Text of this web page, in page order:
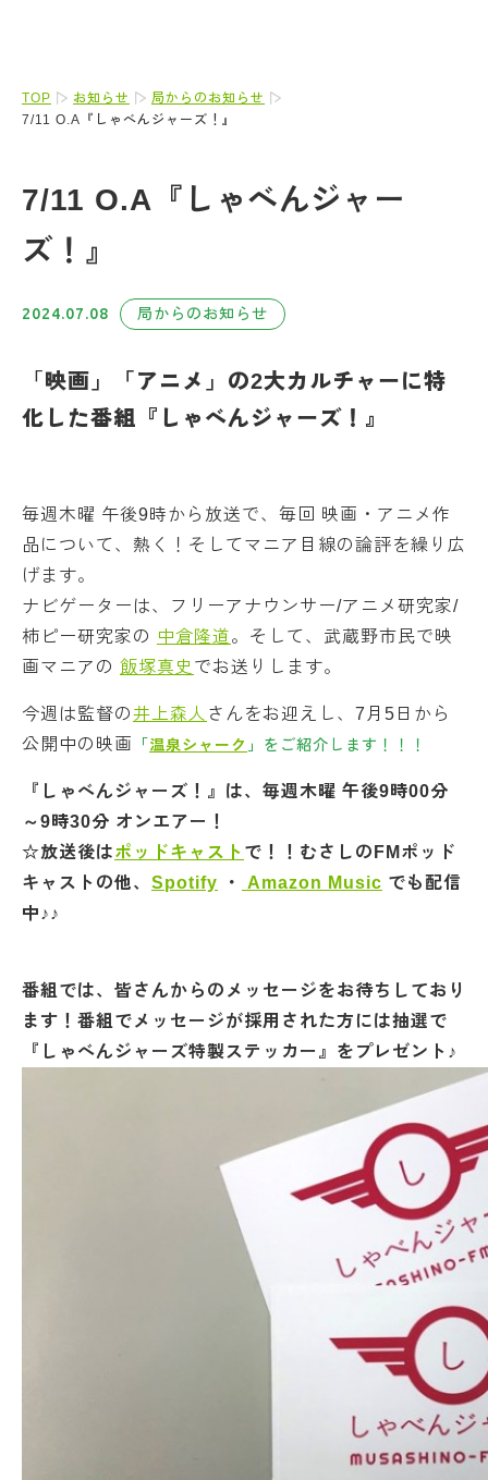
TOP お知らせ
局からのお知らせ
7/11 O.A『しゃべんジャーズ！』
7/11 O.A『しゃべんジャー
ズ！』
2024.07.08 局からのお知らせ
「 映画」「アニメ」の2大カルチャーに特
化した番組『しゃべんジャーズ！』
毎週木曜 午後9時から放送で、毎回 映画・アニメ作
品について、熱く！そしてマニア目線の論評を繰り広
げます。
ナビゲーターは、フリーアナウンサー/アニメ研究家/
柿ピー研究家の 中倉隆道。そして、武蔵野市民で映
画マニアの 飯塚真史 でお送りします。
今週は監督の井上森人 さんをお迎えし、7月5日から
公開中の映画
「 温泉シャーク 」 をご紹介します！！！
『しゃべんジャーズ！』は、毎週木曜 午後9時00分
～9時30分 オンエアー！
☆放送後はポッドキャスト で！！むさしのFMポッド
キャストの他、 Spotify ・ Amazon Music でも配信
中♪♪
番組では、皆さんからのメッセージをお待ちしており
ます！番組でメッセージが採用された方には抽選で
『しゃべんジャーズ特製ステッカー』をプレゼント♪